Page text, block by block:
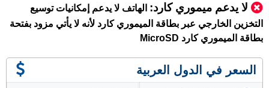
لا يدعم ميموري كارد: الهاتف لا يدعم إمكانيات توسيع
التخزين الخارجي عبر بطاقة الميموري كارد لأنه لا يأتي مزود بفتحة
بطاقة الميموري كارد MicroSD
السعر في الدول العربية